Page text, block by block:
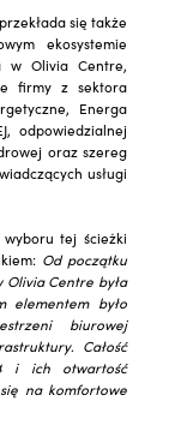
się także
ekosystemie
w Olivia Centre,
firmy z sektora
Energa
odpowiedzialnej
oraz szereg
usługi
tej ścieżki
Od początku
Olivia Centre była
elementem było
biurowej
. Całość
i ich otwartość
na komfortowe